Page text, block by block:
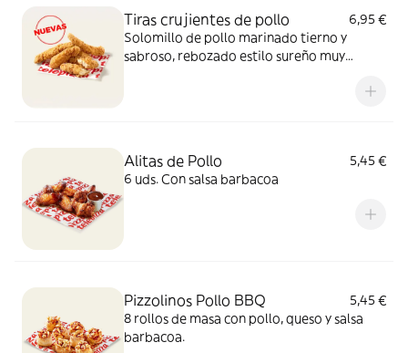
Tiras crujientes de pollo
6,95 €
Solomillo de pollo marinado tierno y
sabroso, rebozado estilo sureño muy
Alitas de Pollo
5,45 €
6 uds. Con salsa barbacoa
Pizzolinos Pollo BBQ
5,45 €
8 rollos de masa con pollo, queso y salsa
barbacoa.